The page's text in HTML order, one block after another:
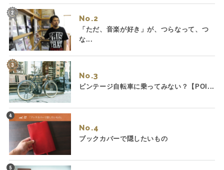
No.
「ただ、音楽が好き」が、つらなって、つ
な...
No.
ビンテージ自転車に乗ってみない？【POI...
No.
ブックカバーで隠したいもの